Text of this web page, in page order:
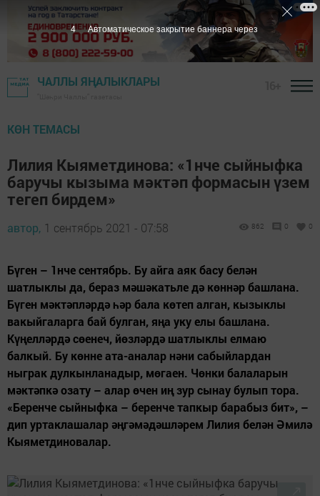
ЧАЛЛЫ ЯҢАЛЫКЛАРЫ
КӨН ТЕМАСЫ
Лилия Кыяметдинова: «1нче сыйныфка
баручы кызыма мәктәп формасын үзем
тегеп бирдем»
автор, 1 сентябрь 2021 - 07:58 862 0 0
Бүген – 1нче сентябрь. Бу айга аяк басу белән
шатлыклы да, бераз мәшәкатьле дә көннәр башлана.
Бүген мәктәпләрдә һәр бала көтеп алган, кызыклы
вакыйгаларга бай булган, яңа уку елы башлана.
Күңелләрдә сөенеч, йөзләрдә шатлыклы елмаю
балкый. Бу көнне ата-аналар нәни сабыйлардан
ныграк дулкынланадыр, мөгаен. Чөнки балаларын
мәктәпкә озату – алар өчен иң зур сынау булып тора.
«Беренче сыйныфка – беренче тапкыр барабыз бит», –
дип уртаклашалар әңгәмәдәшләрем Лилия белән Әмилә
Кыяметдиновалар.
3 Автоматическое закрытие баннера через